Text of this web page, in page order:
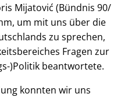
Mijatović (Bündnis 90/
um mit uns über die
zu sprechen,
Fragen zur
)Politik beantwortete.
konnten wir uns